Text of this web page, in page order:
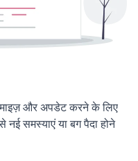
और अपडेट करने के लिए
समस्याएं या बग पैदा होने